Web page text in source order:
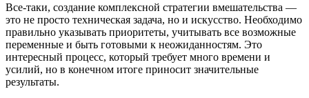
Все-таки, создание комплексной стратегии вмешательства —
это не просто техническая задача, но и искусство. Необходимо
правильно указывать приоритеты, учитывать все возможные
переменные и быть готовыми к неожиданностям. Это
интересный процесс, который требует много времени и
усилий, но в конечном итоге приносит значительные
результаты.